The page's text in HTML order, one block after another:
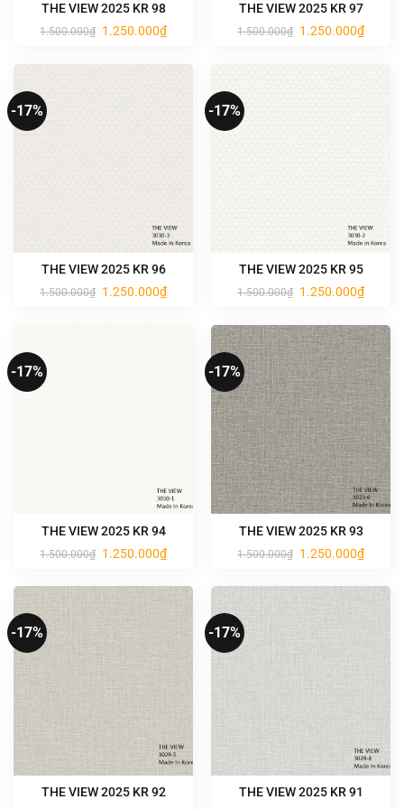
THE VIEW 2025 KR 98
1.500.000₫ Giá
1.500.000₫.
1.250.000₫Giá
hiện
là:
THE VIEW 2025 KR 97
1.500.000₫ Giá
1.250.000₫Giá
hiện
-17%
THE VIEW 2025 KR 96
1.500.000₫ Giá
1.250.000₫Giá
hiện
1.250.000₫.
-17%
THE VIEW 2025 KR 95
1.500.000₫ Giá
1.500.000₫.
1.250.000₫Giá
hiện
là:
-17%
THE VIEW 2025 KR 94
1.500.000₫ Giá
gốc
1.500.000₫.
1.250.000₫Giá
hiện
là:
-17%
THE VIEW 2025 KR 93
1.500.000₫ Giá
gốc
1.500.000₫.
1.250.000₫Giá
hiện
là:
-17%
THE VIEW 2025 KR 92
-17%
THE VIEW 2025 KR 91